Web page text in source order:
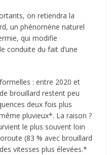
on retiendra la
un phénomène naturel
qui modifie
conduite du fait d’une
: entre 2020 et
brouillard restent peu
deux fois plus
pluvieux*. La raison ?
le plus souvent loin
(83 % avec brouillard
vitesses plus élevées.*